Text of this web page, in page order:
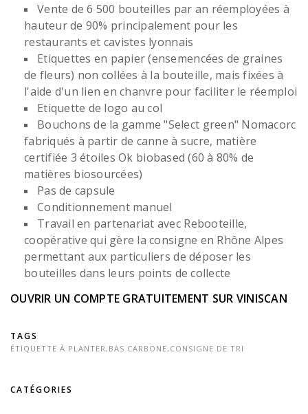
Vente de 6 500 bouteilles par an réemployées à
hauteur de 90% principalement pour les
restaurants et cavistes lyonnais
Etiquettes en papier (ensemencées de graines
de fleurs) non collées à la bouteille, mais fixées à
l'aide d'un lien en chanvre pour faciliter le réemploi
Etiquette de logo au col
Bouchons de la gamme "Select green" Nomacorc
fabriqués à partir de canne à sucre, matière
certifiée 3 étoiles Ok biobased (60 à 80% de
matières biosourcées)
Pas de capsule
Conditionnement manuel
Travail en partenariat avec Rebooteille,
coopérative qui gère la consigne en Rhône Alpes
permettant aux particuliers de déposer les
bouteilles dans leurs points de collecte
OUVRIR UN COMPTE GRATUITEMENT SUR VINISCAN
TAGS
ÉTIQUETTE À PLANTER, BAS CARBONE, CONSIGNE DE TRI
CATÉGORIES